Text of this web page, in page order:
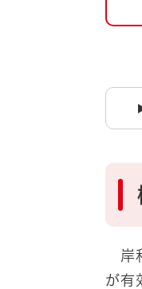
引っ越し
道路・河
岸
が有